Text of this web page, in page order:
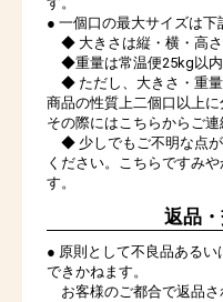
● 一個口の最大サイズは下
◆ 大きさは縦・横・高さ
◆重量は常温便25kg以内
◆ ただし、大きさ・重量
商品の性質上二個口以上に
その際にはこちらからご連
◆ 少しでもご不明な点が
ください。こちらですみ
す。
返品
● 原則として不良品ある
できかねます。
お客様のご都合で返品さ